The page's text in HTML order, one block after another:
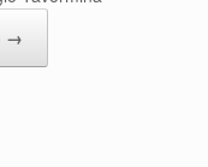
→